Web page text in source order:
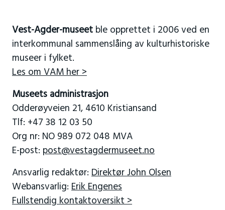
Vest-Agder-museetble opprettet i 2006 ved en
interkommunal sammenslåing av kulturhistoriske
museer i fylket.
Les om VAM her >
Museets administrasjon
Odderøyveien 21, 4610 Kristiansand
Tlf: +47 38 12 03 50
Org nr: NO 989 072 048 MVA
E-post: post@vestagdermuseet.no
Ansvarlig redaktør: Direktør John Olsen
Webansvarlig: Erik Engenes
Fullstendig kontaktoversikt >